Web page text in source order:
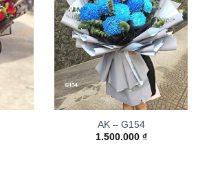
AK – G154
1.500.000 ₫